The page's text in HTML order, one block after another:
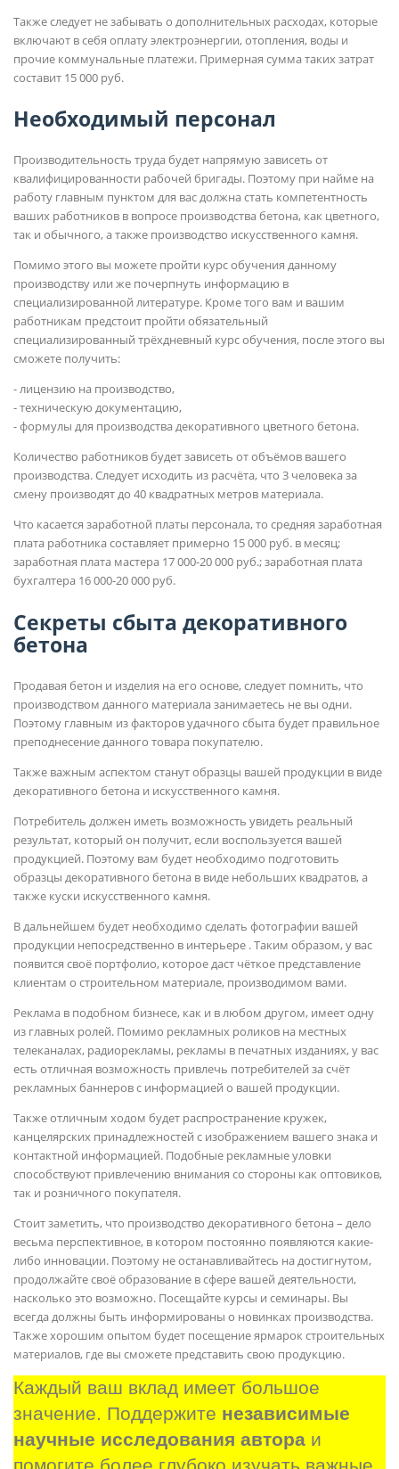
Также следует не забывать о дополнительных расходах, которые
включают в себя оплату электроэнергии, отопления, воды и
прочие коммунальные платежи. Примерная сумма таких затрат
составит 15 000 руб.
Необходимый персонал
Производительность труда будет напрямую зависеть от
квалифицированности рабочей бригады. Поэтому при найме на
работу главным пунктом для вас должна стать компетентность
ваших работников в вопросе производства бетона, как цветного,
так и обычного, а также производство искусственного камня.
Помимо этого вы можете пройти курс обучения данному
производству или же почерпнуть информацию в
специализированной литературе. Кроме того вам и вашим
работникам предстоит пройти обязательный
специализированный трёхдневный курс обучения, после этого вы
сможете получить:
- лицензию на производство,
- техническую документацию,
- формулы для производства декоративного цветного бетона.
Количество работников будет зависеть от объёмов вашего
производства. Следует исходить из расчёта, что 3 человека за
смену производят до 40 квадратных метров материала.
Что касается заработной платы персонала, то средняя заработная
плата работника составляет примерно 15 000 руб. в месяц;
заработная плата мастера 17 000-20 000 руб.; заработная плата
бухгалтера 16 000-20 000 руб.
Секреты сбыта декоративного
бетона
Продавая бетон и изделия на его основе, следует помнить, что
производством данного материала занимаетесь не вы одни.
Поэтому главным из факторов удачного сбыта будет правильное
преподнесение данного товара покупателю.
Также важным аспектом станут образцы вашей продукции в виде
декоративного бетона и искусственного камня.
Потребитель должен иметь возможность увидеть реальный
результат, который он получит, если воспользуется вашей
продукцией. Поэтому вам будет необходимо подготовить
образцы декоративного бетона в виде небольших квадратов, а
также куски искусственного камня.
В дальнейшем будет необходимо сделать фотографии вашей
продукции непосредственно в интерьере . Таким образом, у вас
появится своё портфолио, которое даст чёткое представление
клиентам о строительном материале, производимом вами.
Реклама в подобном бизнесе, как и в любом другом, имеет одну
из главных ролей. Помимо рекламных роликов на местных
телеканалах, радиорекламы, рекламы в печатных изданиях, у вас
есть отличная возможность привлечь потребителей за счёт
рекламных баннеров с информацией о вашей продукции.
Также отличным ходом будет распространение кружек,
канцелярских принадлежностей с изображением вашего знака и
контактной информацией. Подобные рекламные уловки
способствуют привлечению внимания со стороны как оптовиков,
так и розничного покупателя.
Стоит заметить, что производство декоративного бетона – дело
весьма перспективное, в котором постоянно появляются какие-
либо инновации. Поэтому не останавливайтесь на достигнутом,
продолжайте своё образование в сфере вашей деятельности,
насколько это возможно. Посещайте курсы и семинары. Вы
всегда должны быть информированы о новинках производства.
Также хорошим опытом будет посещение ярмарок строительных
материалов, где вы сможете представить свою продукцию.
Каждый ваш вклад имеет большое
значение. Поддержите независимые
научные исследования автора и